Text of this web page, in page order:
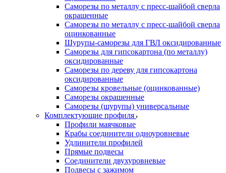
Саморезы по металлу с пресс-шайбой сверла
окрашенные
Саморезы по металлу с пресс-шайбой сверла
оцинкованные
Шурупы-саморезы для ГВЛ оксидированные
Саморезы для гипсокартона (по металлу)
оксидированные
Саморезы по дереву для гипсокартона
оксидированные
Саморезы кровельные (оцинкованные)
Саморезы окрашенные
Саморезы (шурупы) универсальные
Комплектующие профиля
Профили маячковые
Крабы соединители одноуровневые
Удлинители профилей
Прямые подвесы
Соединители двухуровневые
Подвесы с зажимом